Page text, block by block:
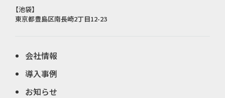
【池袋】
東京都豊島区南長崎2丁目12-23
会社情報
導入事例
お知らせ